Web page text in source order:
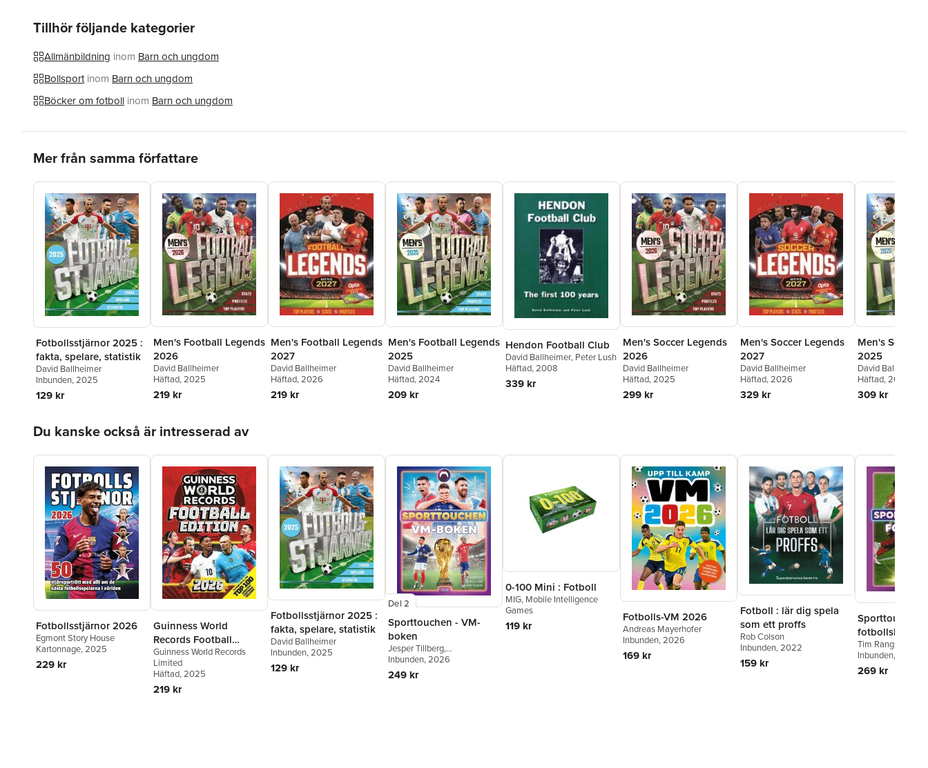
Tillhör följande kategorier
Allmänbildning inom Barn och ungdom
Bollsport inom Barn och ungdom
Böcker om fotboll inom Barn och ungdom
Mer från samma författare
Fotbollsstjärnor 2025 :
fakta, spelare, statistik
David Ballheimer
Inbunden, 2025
129 kr
Men's Football Legends
2026
David Ballheimer
Häftad, 2025
219 kr
Men's Football Legends
2027
David Ballheimer
Häftad, 2026
219 kr
Men's Football Legends
2025
David Ballheimer
Häftad, 2024
209 kr
Hendon Football Club
David Ballheimer, Peter Lush
Häftad, 2008
339 kr
Men's Soccer Legends
2026
David Ballheimer
Häftad, 2025
299 kr
Men's Soccer Legends
2027
David Ballheimer
Häftad, 2026
329 kr
Men's Soccer
2025
David Ballheimer
Häftad, 2024
309 kr
Du kanske också är intresserad av
Fotbollsstjärnor 2026
Egmont Story House
Kartonnage, 2025
229 kr
Guinness World
Records Football
Edition 2026
Guinness World Records
Limited
Häftad, 2025
219 kr
Fotbollsstjärnor 2025 :
fakta, spelare, statistik
David Ballheimer
Inbunden, 2025
129 kr
Del 2
Sporttouchen - VM-
boken
Jesper Tillberg,
Sporttouchen,Tim
Rangström
Inbunden, 2026
249 kr
0-100 Mini : Fotboll
MIG, Mobile Intelligence
Games
119 kr
Fotbolls-VM 2026
Andreas Mayerhofer
Inbunden, 2026
169 kr
Fotboll : lär dig spela
som ett proffs
Rob Colson
Inbunden, 2022
159 kr
Sporttouchen -
fotbollsboken
Tim Rangström
Faro,Jesper
Inbunden, 2024
269 kr